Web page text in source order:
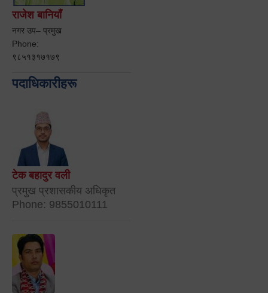
राजेश बानियाँ
नगर उप– प्रमुख
Phone:
९८५१३१७१७९
पदाधिकारीहरू
टेक बहादुर वली
प्रमुख प्रशासकीय अधिकृत
Phone: 9855010111